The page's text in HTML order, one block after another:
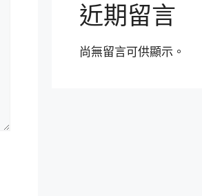
近期留言
尚無留言可供顯示。